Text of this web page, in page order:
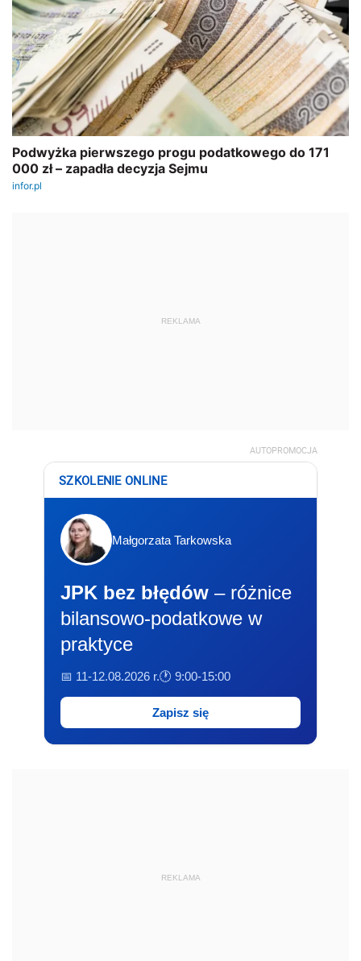
REKLAMA
AUTOPROMOCJA
SZKOLENIE ONLINE
Małgorzata Tarkowska
JPK bez błędów – różnice
bilansowo-podatkowe w
praktyce
📅 11-12.08.2026 r.🕐 9:00-15:00
Zapisz się
REKLAMA